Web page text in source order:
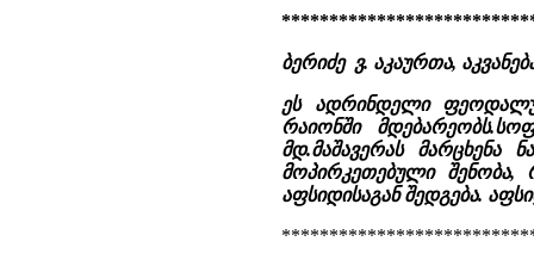
ბერიძე ვ. აკაურთა,
ეს ადრინდელი
რაიონში
მდ.მაშავერას მარცხენა
მოპირკეთებული
აფსიდისაგან შედგება.